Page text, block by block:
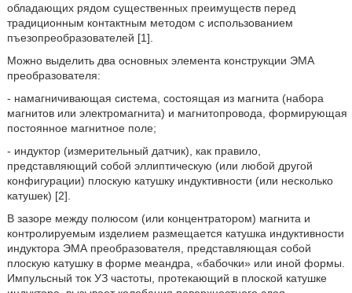
обладающих рядом существенных преимуществ перед
традиционным контактным методом с использованием
пъезопреобразователей [1].
Можно выделить два основных элемента конструкции ЭМА
преобразователя:
- намагничивающая система, состоящая из магнита (набора
магнитов или электромагнита) и магнитопровода, формирующая
постоянное магнитное поле;
- индуктор (измерительный датчик), как правило,
представляющий собой эллиптическую (или любой другой
конфигурации) плоскую катушку индуктивности (или несколько
катушек) [2].
В зазоре между полюсом (или концентратором) магнита и
контролируемым изделием размещается катушка индуктивности
индуктора ЭМА преобразователя, представляющая собой
плоскую катушку в форме меандра, «бабочки» или иной формы.
Импульсный ток УЗ частоты, протекающий в плоской катушке